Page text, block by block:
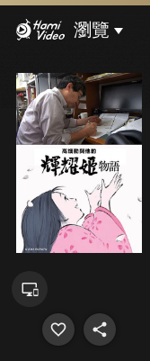
瀏覽